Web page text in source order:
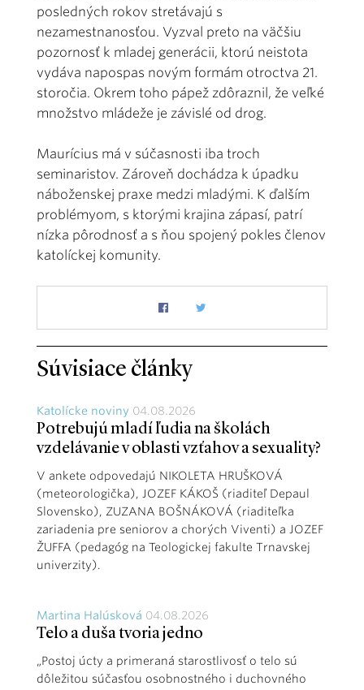
posledných rokov stretávajú s
nezamestnanosťou. Vyzval preto na väčšiu
pozornosť k mladej generácii, ktorú neistota
vydáva napospas novým formám otroctva 21.
storočia. Okrem toho pápež zdôraznil, že veľké
množstvo mládeže je závislé od drog.
Maurícius má v súčasnosti iba troch
seminaristov. Zároveň dochádza k úpadku
náboženskej praxe medzi mladými. K ďalším
problémyom, s ktorými krajina zápasí, patrí
nízka pôrodnosť a s ňou spojený pokles členov
katolíckej komunity.
Súvisiace články
Katolícke noviny 04.08.2026
Potrebujú mladí ľudia na školách
vzdelávanie v oblasti vzťahov a sexuality?
V ankete odpovedajú NIKOLETA HRUŠKOVÁ
(meteorologička), JOZEF KÁKOŠ (riaditeľ Depaul
Slovensko), ZUZANA BOŠNÁKOVÁ (riaditeľka
zariadenia pre seniorov a chorých Viventi) a JOZEF
ŽUFFA (pedagóg na Teologickej fakulte Trnavskej
univerzity).
Martina Halúsková 04.08.2026
Telo a duša tvoria jedno
„Postoj úcty a primeraná starostlivosť o telo sú
dôležitou súčasťou osobnostného i duchovného